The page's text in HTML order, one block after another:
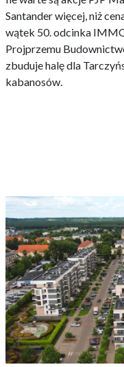
Santander więcej, niż
wątek 50. odcinka
Projprzemu
zbuduje halę dla
kabanosów.